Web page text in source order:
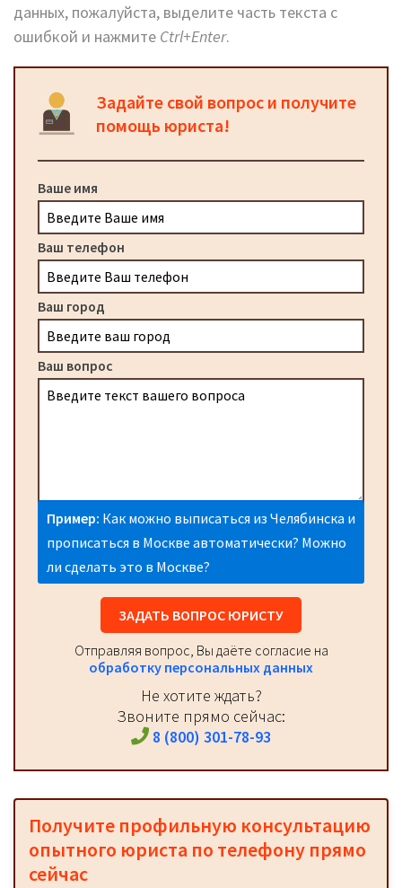
данных, пожалуйста, выделите часть текста с
ошибкой и нажмите Ctrl+Enter.
Задайте свой вопрос и получите
помощь юриста!
Ваше имя
Ваш телефон
Ваш город
Ваш вопрос
Пример: Как можно выписаться из Челябинска и
прописаться в Москве автоматически? Можно
ли сделать это в Москве?
ЗАДАТЬ ВОПРОС ЮРИСТУ
Отправляя вопрос, Вы даёте согласие на
обработку персональных данных
Не хотите ждать?
Звоните прямо сейчас:
8 (800) 301-78-93
Получите профильную консультацию
опытного юриста по телефону прямо
сейчас